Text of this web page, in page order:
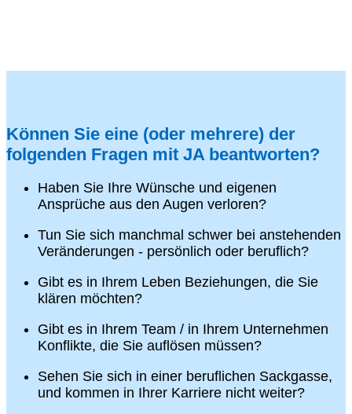
Können Sie eine (oder mehrere) der
folgenden Fragen mit JA beantworten?
Haben Sie Ihre Wünsche und eigenen
Ansprüche aus den Augen verloren?
Tun Sie sich manchmal schwer bei anstehenden
Veränderungen - persönlich oder beruflich?
Gibt es in Ihrem Leben Beziehungen, die Sie
klären möchten?
Gibt es in Ihrem Team / in Ihrem Unternehmen
Konflikte, die Sie auflösen müssen?
Sehen Sie sich in einer beruflichen Sackgasse,
und kommen in Ihrer Karriere nicht weiter?